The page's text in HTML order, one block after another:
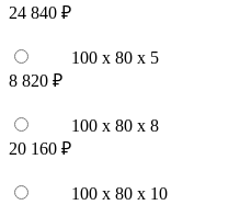
24 840 ₽
100 x 80 x 5
8 820 ₽
100 x 80 x 8
20 160 ₽
100 x 80 x 10